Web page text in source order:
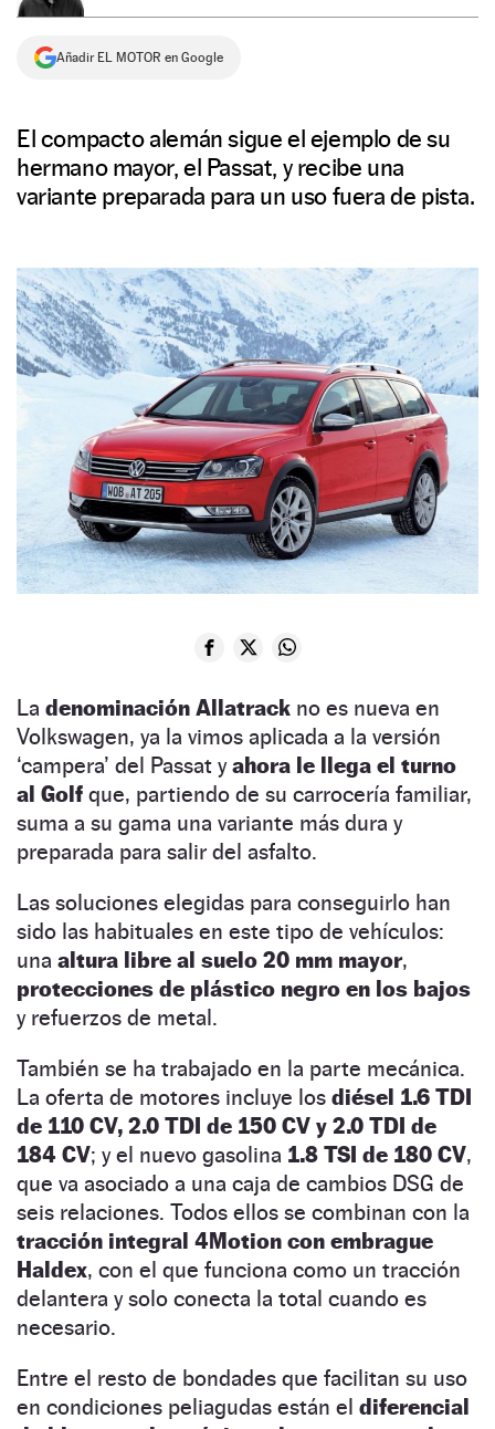
Añadir EL MOTOR en Google
El compacto alemán sigue el ejemplo de su
hermano mayor, el Passat, y recibe una
variante preparada para un uso fuera de pista.
La denominación Allatrack no es nueva en
Volkswagen, ya la vimos aplicada a la versión
‘campera’ del Passat yahora le llega el turno
al Golf que, partiendo de su carrocería familiar,
suma a su gama una variante más dura y
preparada para salir del asfalto.
Las soluciones elegidas para conseguirlo han
sido las habituales en este tipo de vehículos:
una altura libre al suelo 20 mm mayor,
protecciones de plástico negro en los bajos
y refuerzos de metal.
También se ha trabajado en la parte mecánica.
La oferta de motores incluye los diésel 1.6 TDI
de 110 CV, 2.0 TDI de 150 CV y 2.0 TDI de
184 CV; y el nuevo gasolina 1.8 TSI de 180 CV,
que va asociado a una caja de cambios DSG de
seis relaciones. Todos ellos se combinan con la
tracción integral 4Motion con embrague
Haldex, con el que funciona como un tracción
delantera y solo conecta la total cuando es
necesario.
Entre el resto de bondades que facilitan su uso
en condiciones peliagudas están el diferencial